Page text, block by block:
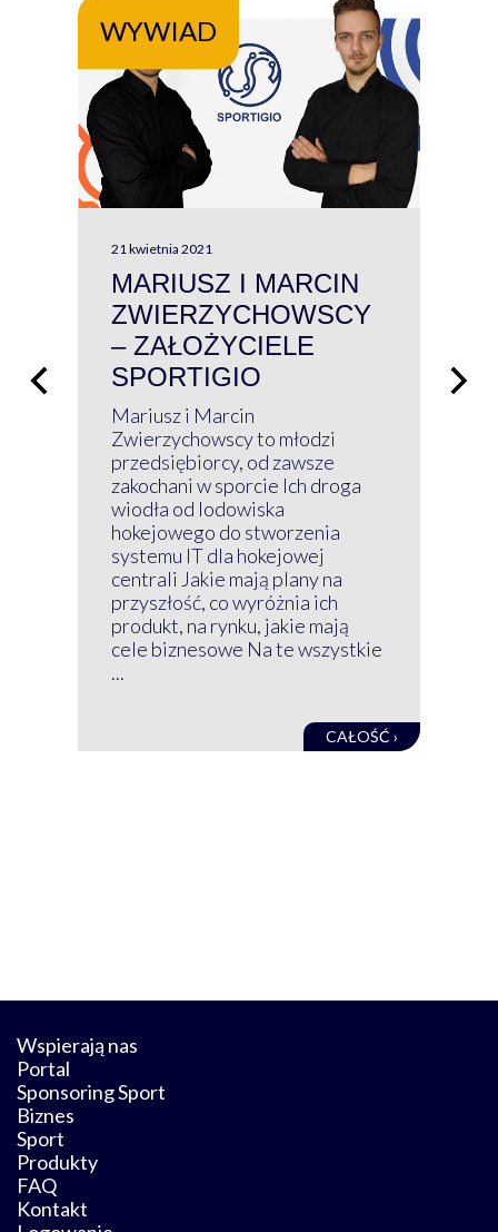
WYWIAD
21 kwietnia 2021
MARIUSZ I MARCIN
ZWIERZYCHOWSCY
– ZAŁOŻYCIELE
SPORTIGIO
Mariusz i Marcin
Zwierzychowscy to młodzi
przedsiębiorcy, od zawsze
zakochani w sporcie Ich droga
wiodła od lodowiska
hokejowego do stworzenia
systemu IT dla hokejowej
centrali Jakie mają plany na
przyszłość, co wyróżnia ich
produkt, na rynku, jakie mają
cele biznesowe Na te wszystkie
...
CAŁOŚĆ ›
Wspierają nas
Portal
Sponsoring Sport
Biznes
Sport
Produkty
FAQ
Kontakt